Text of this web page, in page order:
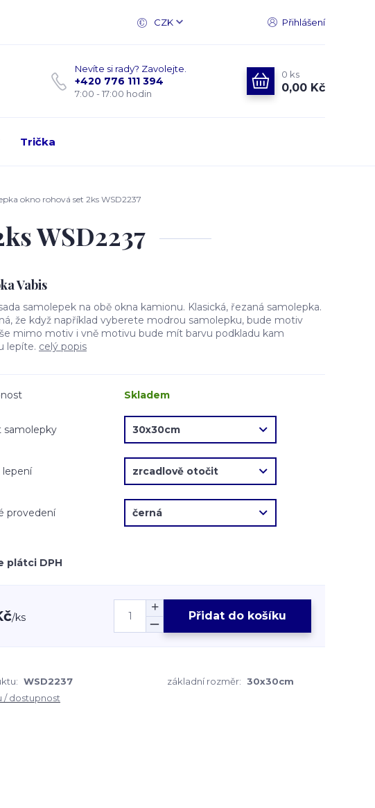
CZK Přihlášení
Nevíte si rady? Zavolejte.
+420 776 111 394
7:00 - 17:00 hodin
0 ks
0,00 Kč
Trička
okno rohová set 2ks WSD2237
WSD2237
Vabis
samolepek na obě okna kamionu. Klasická, řezaná samolepka.
že když například vyberete modrou samolepku, bude motiv
mimo motiv i vně motivu bude mít barvu podkladu kam
lepíte. celý popis
Skladem
samolepky
lepení
provedení
plátci DPH
/ks Přidat do košíku
WSD2237 základní rozměr: 30x30cm
/ dostupnost